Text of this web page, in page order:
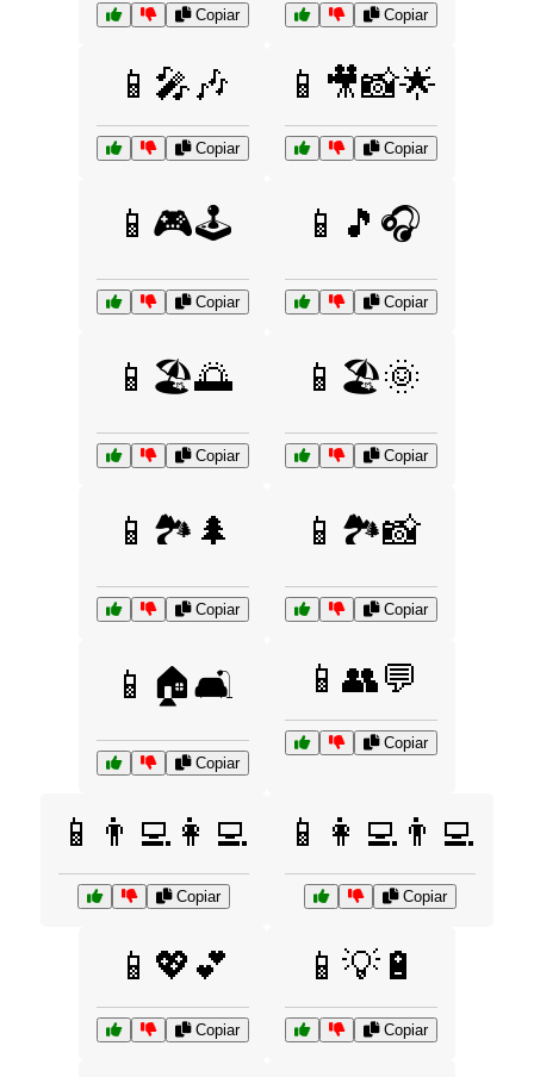
Copiar Copiar
📱🎤🎶
Copiar
📱🎥📸🌟
Copiar
📱🎮🕹️
Copiar
📱🎵🎧
Copiar
📱🏖️🌅
Copiar
📱🏖️🌞
Copiar
📱🏞️🌲
Copiar
📱🏞️📸
Copiar
📱🏠🛋️
Copiar
📱👥💬
Copiar
📱👨‍💻👩‍💻
Copiar
📱👩‍💻👨‍💻
Copiar
📱💖💕
Copiar
📱💡🔋
Copiar